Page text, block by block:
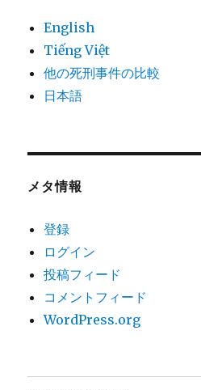
English
Tiếng Việt
他の死刑事件の比較
日本語
メタ情報
登録
ログイン
投稿フィード
コメントフィード
WordPress.org